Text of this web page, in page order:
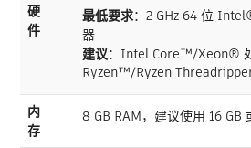
硬
件
最低要求：2 GHz 64 位
器
建议：Intel Core™/Xeon®
Ryzen™/Ryzen
内
存
8 GB RAM，建议使用 16 GB